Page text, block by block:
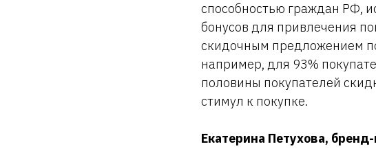
способностью граждан РФ,
бонусов для привлечения
скидочным предложением
например, для 93%
половины покупателей
стимул к покупке.
Екатерина Петухова,